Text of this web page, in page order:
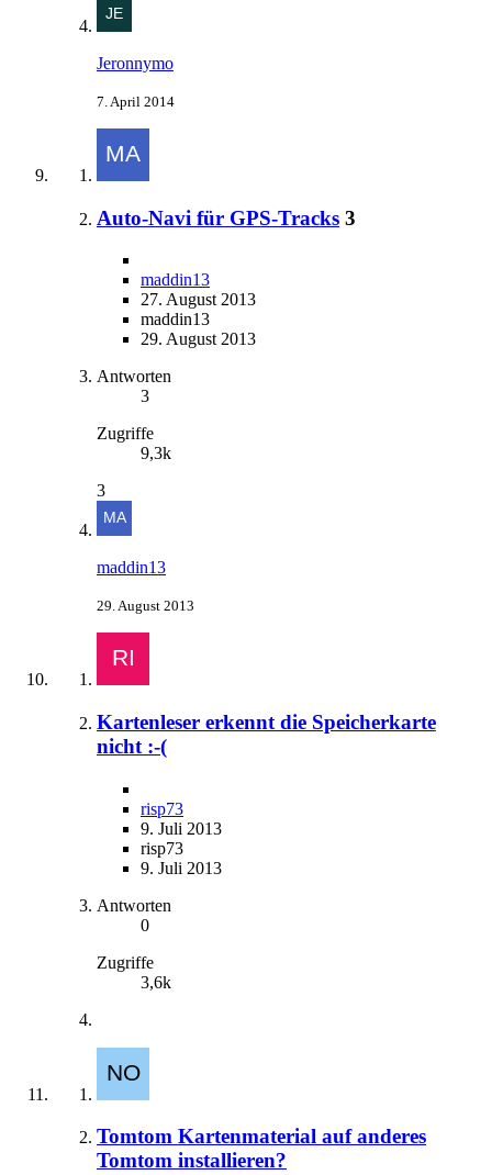
Jeronnymo
7. April 2014
Auto-Navi für GPS-Tracks 3
maddin13
27. August 2013
maddin13
29. August 2013
Antworten
3
Zugriffe
9,3k
3
maddin13
29. August 2013
Kartenleser erkennt die Speicherkarte
nicht :-(
risp73
9. Juli 2013
risp73
9. Juli 2013
Antworten
0
Zugriffe
3,6k
Tomtom Kartenmaterial auf anderes
Tomtom installieren?